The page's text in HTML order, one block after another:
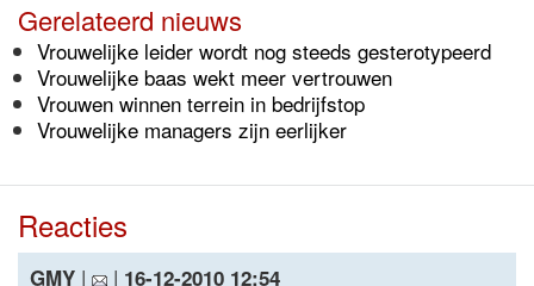
Gerelateerd nieuws
Vrouwelijke leider wordt nog steeds gesterotypeerd
Vrouwelijke baas wekt meer vertrouwen
Vrouwen winnen terrein in bedrijfstop
Vrouwelijke managers zijn eerlijker
Reacties
GMY | | 16-12-2010 12:54